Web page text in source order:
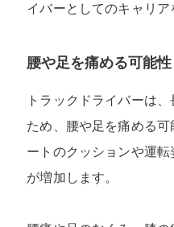
イバーとしてのキャリア
腰や足を痛める可能性
トラックドライバーは
ため、腰や足を痛める
ートのクッションや運
が増加します。